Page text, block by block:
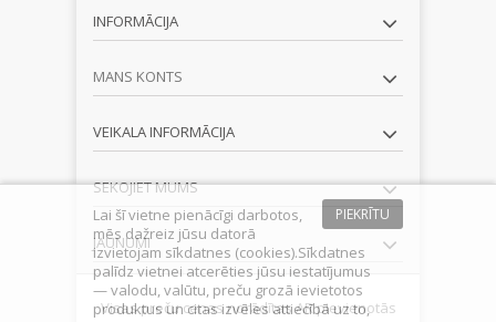
INFORMĀCIJA
MANS KONTS
VEIKALA INFORMĀCIJA
SEKOJIET MUMS
JAUNUMI
Visas preču cenas norādītas AR pievienotās
PIEKRĪTU
Lai šī vietne pienācīgi darbotos,
mēs dažreiz jūsu datorā
izvietojam sīkdatnes (cookies).Sīkdatnes
palīdz vietnei atcerēties jūsu iestatījumus
— valodu, valūtu, preču grozā ievietotos
produktus un citas izvēles attiecībā uz to,